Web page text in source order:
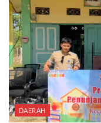
DAERAH